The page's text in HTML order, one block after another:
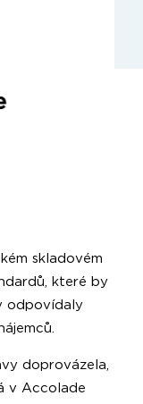
skladovém
které by
odpovídaly
doprovázela,
v Accolade